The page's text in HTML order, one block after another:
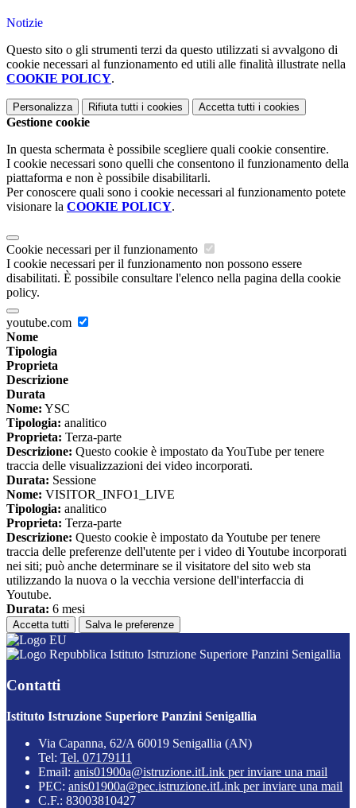
Notizie
Questo sito o gli strumenti terzi da questo utilizzati si avvalgono di
cookie necessari al funzionamento ed utili alle finalità illustrate nella
COOKIE POLICY.
Personalizza Rifiuta tutti i cookies Accetta tutti i cookies
Gestione cookie
In questa schermata è possibile scegliere quali cookie consentire.
I cookie necessari sono quelli che consentono il funzionamento della
piattaforma e non è possibile disabilitarli.
Per conoscere quali sono i cookie necessari al funzionamento potete
visionare la COOKIE POLICY.
Cookie necessari per il funzionamento
I cookie necessari per il funzionamento non possono essere
disabilitati. È possibile consultare l'elenco nella pagina della cookie
policy.
youtube.com
Nome
Tipologia
Proprieta
Descrizione
Durata
Nome: YSC
Tipologia: analitico
Proprieta: Terza-parte
Descrizione: Questo cookie è impostato da YouTube per tenere
traccia delle visualizzazioni dei video incorporati.
Durata: Sessione
Nome: VISITOR_INFO1_LIVE
Tipologia: analitico
Proprieta: Terza-parte
Descrizione: Questo cookie è impostato da Youtube per tenere
traccia delle preferenze dell'utente per i video di Youtube incorporati
nei siti; può anche determinare se il visitatore del sito web sta
utilizzando la nuova o la vecchia versione dell'interfaccia di
Youtube.
Durata: 6 mesi
Accetta tutti Salva le preferenze
Istituto Istruzione Superiore Panzini Senigallia
Contatti
Istituto Istruzione Superiore Panzini Senigallia
Via Capanna, 62/A 60019 Senigallia (AN)
Tel: Tel. 07179111
Email: anis01900a@istruzione.itLink per inviare una mail
PEC: anis01900a@pec.istruzione.itLink per inviare una mail
C.F.: 83003810427